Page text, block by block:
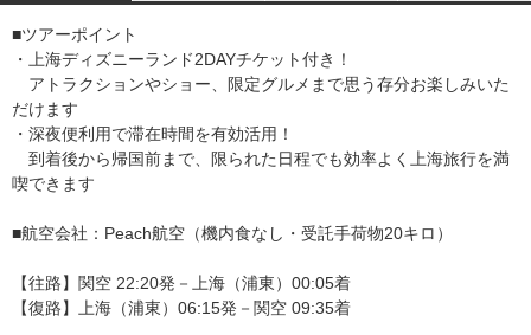
■ツアーポイント
・上海ディズニーランド2DAYチケット付き！
アトラクションやショー、限定グルメまで思う存分お楽しみいた
だけます
・深夜便利用で滞在時間を有効活用！
到着後から帰国前まで、限られた日程でも効率よく上海旅行を満
喫できます
■航空会社：Peach航空（機内食なし・受託手荷物20キロ）
【往路】関空 22:20発－上海（浦東）00:05着
【復路】上海（浦東）06:15発－関空 09:35着